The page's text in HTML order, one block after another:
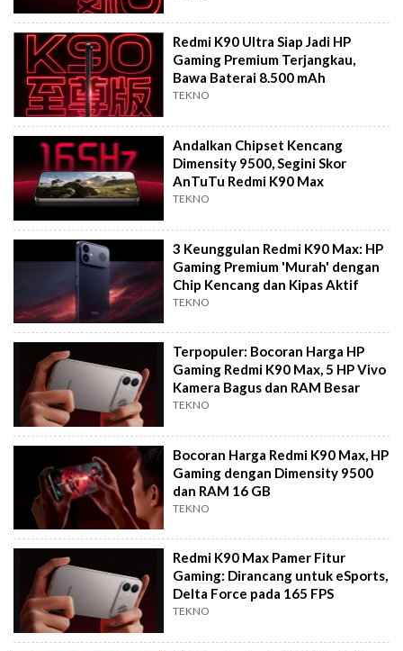
Redmi K90 Ultra Siap Jadi HP
Gaming Premium Terjangkau,
Bawa Baterai 8.500 mAh
TEKNO
Andalkan Chipset Kencang
Dimensity 9500, Segini Skor
AnTuTu Redmi K90 Max
TEKNO
3 Keunggulan Redmi K90 Max: HP
Gaming Premium 'Murah' dengan
Chip Kencang dan Kipas Aktif
TEKNO
Terpopuler: Bocoran Harga HP
Gaming Redmi K90 Max, 5 HP Vivo
Kamera Bagus dan RAM Besar
TEKNO
Bocoran Harga Redmi K90 Max, HP
Gaming dengan Dimensity 9500
dan RAM 16 GB
TEKNO
Redmi K90 Max Pamer Fitur
Gaming: Dirancang untuk eSports,
Delta Force pada 165 FPS
TEKNO